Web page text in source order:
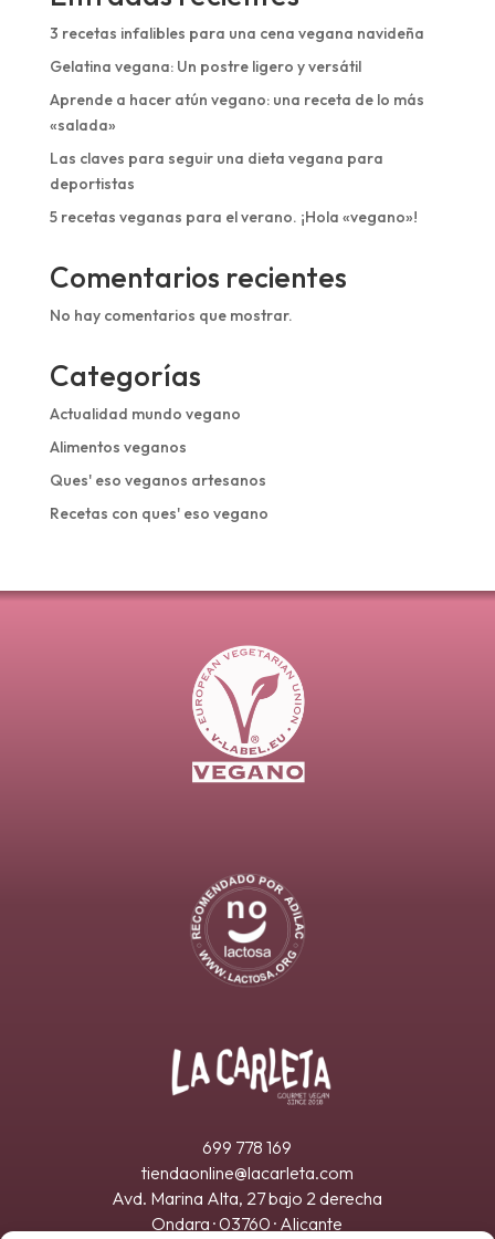
3 recetas infalibles para una cena vegana navideña
Gelatina vegana: Un postre ligero y versátil
Aprende a hacer atún vegano: una receta de lo más
«salada»
Las claves para seguir una dieta vegana para
deportistas
5 recetas veganas para el verano. ¡Hola «vegano»!
Comentarios recientes
No hay comentarios que mostrar.
Categorías
Actualidad mundo vegano
Alimentos veganos
Ques' eso veganos artesanos
Recetas con ques' eso vegano
699 778 169
tiendaonline@lacarleta.com
Avd. Marina Alta, 27 bajo 2 derecha
Ondara · 03760 · Alicante